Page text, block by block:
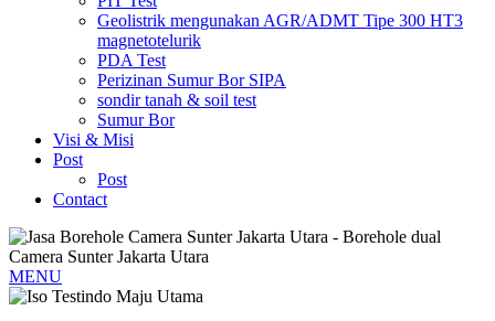
Geolistrik mengunakan AGR/ADMT Tipe 300 HT3
magnetotelurik
PDA Test
Perizinan Sumur Bor SIPA
sondir tanah & soil test
Sumur Bor
Visi & Misi
Post
Post
Contact
MENU